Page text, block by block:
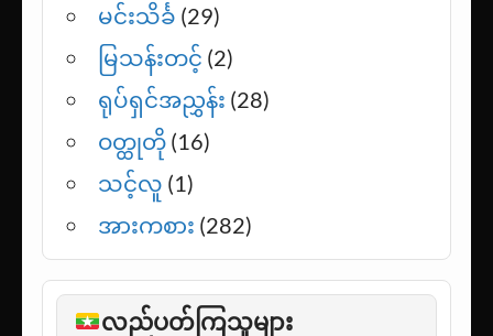
မင်းသိင်္ခ (29)
မြသန်းတင့် (2)
ရုပ်ရှင်အညွှန်း (28)
ဝတ္ထုတို (16)
သင့်လူ (1)
အားကစား (282)
လည်ပတ်ကြသူများ